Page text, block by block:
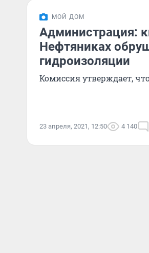
МОЙ ДОМ
Администрация:
Нефтяниках
гидроизоляции
Комиссия утверждает,
23 апреля, 2021, 12:50 4 140